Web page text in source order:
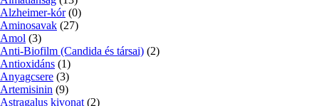
Alzheimer-kór (0)
Aminosavak (27)
Amol (3)
Anti-Biofilm (Candida és társai) (2)
Antioxidáns (1)
Anyagcsere (3)
Artemisinin (9)
Astragalus kivonat (2)